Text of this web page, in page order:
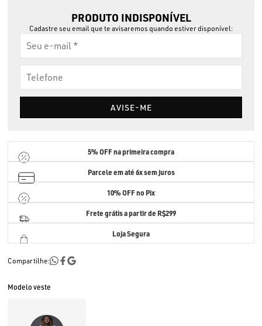
PRODUTO INDISPONÍVEL
Cadastre seu email que te avisaremos quando estiver disponível:
AVISE-ME
5% OFFna primeira compra
Parcele em até6x sem juros
10% OFF no Pix
Frete grátis a partir de R$299
Loja Segura
Compartilhe:
Modelo veste